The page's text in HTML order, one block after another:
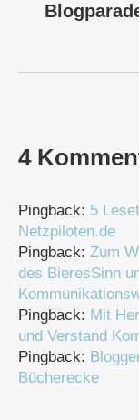
4
Pingback: 5
Netzpiloten.de
Pingback: Zum
des BieresSinn
Pingback: Mit
und Verstand
Pingback:
Bücherecke